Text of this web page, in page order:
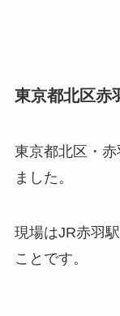
東京都北区赤
東京都北区・
ました。
現場はJR赤羽
ことです。